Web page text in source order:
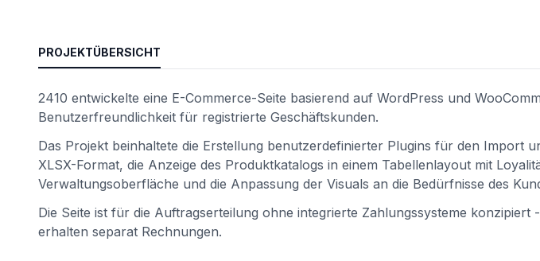
PROJEKTÜBERSICHT
2410 entwickelte eine E-Commerce-Seite basierend auf WordPress und
Benutzerfreundlichkeit für registrierte Geschäftskunden.
Das Projekt beinhaltete die Erstellung benutzerdefinierter Plugins für den Import
XLSX-Format, die Anzeige des Produktkatalogs in einem Tabellenlayout mit
Verwaltungsoberfläche und die Anpassung der Visuals an die Bedürfnisse des
Die Seite ist für die Auftragserteilung ohne integrierte Zahlungssysteme konzipiert
erhalten separat Rechnungen.